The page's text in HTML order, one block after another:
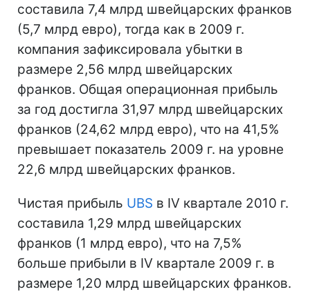
составила 7,4 млрд швейцарских франков
(5,7 млрд евро), тогда как в 2009 г.
компания зафиксировала убытки в
размере 2,56 млрд швейцарских
франков. Общая операционная прибыль
за год достигла 31,97 млрд швейцарских
франков (24,62 млрд евро), что на 41,5%
превышает показатель 2009 г. на уровне
22,6 млрд швейцарских франков.
Чистая прибыль UBS в IV квартале 2010 г.
составила 1,29 млрд швейцарских
франков (1 млрд евро), что на 7,5%
больше прибыли в IV квартале 2009 г. в
размере 1,20 млрд швейцарских франков.